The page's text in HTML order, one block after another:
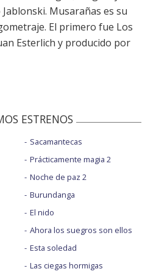
Musarañas es su
El primero fue Los
Esterlich y producido por
ESTRENOS
Sacamantecas
Prácticamente magia 2
Noche de paz 2
Burundanga
El nido
Ahora los suegros son ellos
Esta soledad
Las ciegas hormigas